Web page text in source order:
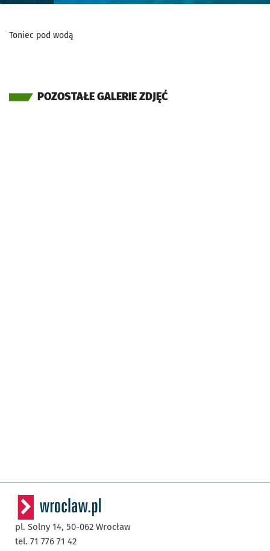
Toniec pod wodą
POZOSTAŁE GALERIE ZDJĘĆ
pl. Solny 14, 50-062 Wrocław
tel. 71 776 71 42